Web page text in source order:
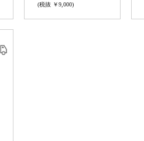
(税抜 ￥9,000)